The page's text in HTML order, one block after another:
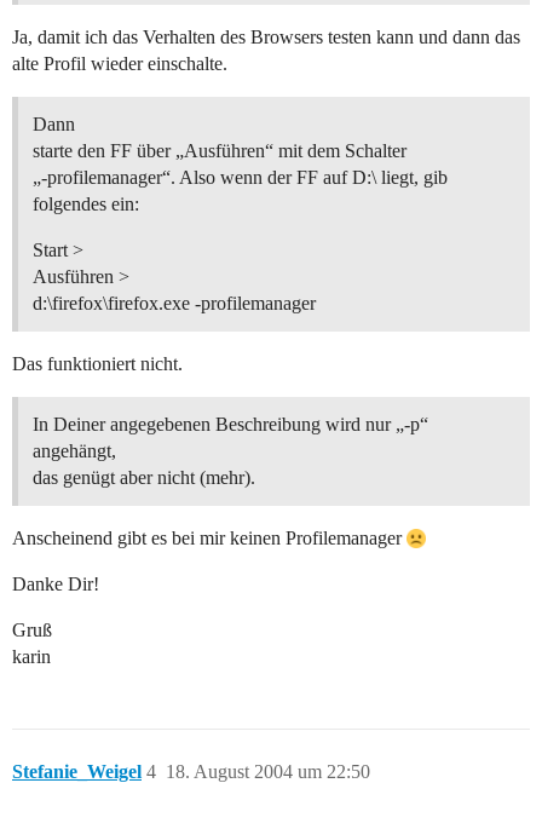
Ja, damit ich das Verhalten des Browsers testen kann und dann das
alte Profil wieder einschalte.
Dann
starte den FF über „Ausführen“ mit dem Schalter
„-profilemanager“. Also wenn der FF auf D:\ liegt, gib
folgendes ein:
Start >
Ausführen >
d:\firefox\firefox.exe -profilemanager
Das funktioniert nicht.
In Deiner angegebenen Beschreibung wird nur „-p“
angehängt,
das genügt aber nicht (mehr).
Anscheinend gibt es bei mir keinen Profilemanager
Danke Dir!
Gruß
karin
Stefanie_Weigel 18. August 2004 um 22:50
4